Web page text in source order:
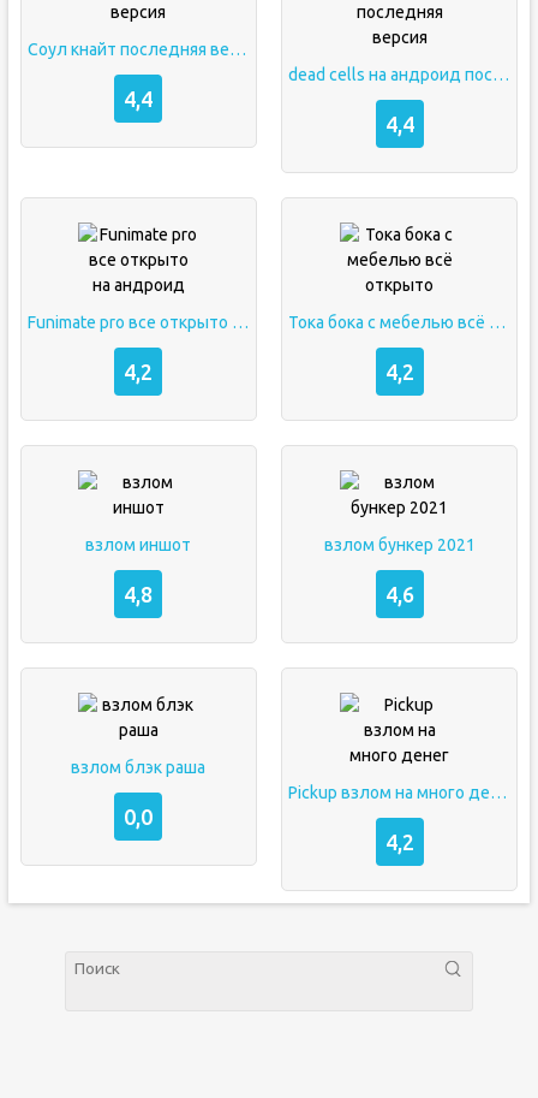
Соул кнайт последняя версия
4,4
dead cells на андроид последняя версия
4,4
Funimate pro все открыто на андроид
4,2
Тока бока с мебелью всё открыто
4,2
взлом иншот
4,8
взлом бункер 2021
4,6
взлом блэк раша
0,0
Pickup взлом на много денег
4,2